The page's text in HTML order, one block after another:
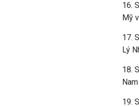
16.
Mỹ
17.
Lý
18.
19.